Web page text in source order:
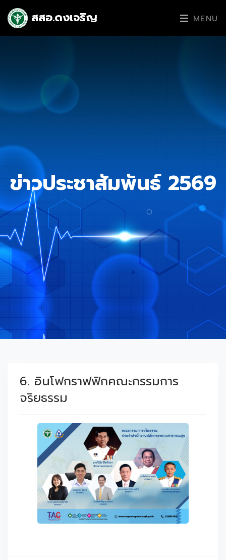
สสอ.ดงเจริญ MENU
ข่าวประชาสัมพันธ์ 2569
6. อินโฟกราฟฟิกคณะกรรมการ
จริยธรรม